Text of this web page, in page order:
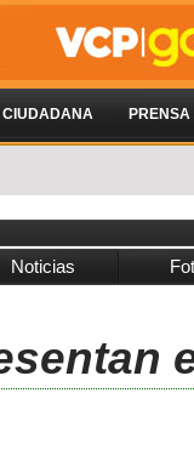
CIUDADANA PRENSA
Noticias